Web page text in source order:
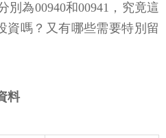
別為00940和00941，究竟這
資嗎？又有哪些需要特別留
料